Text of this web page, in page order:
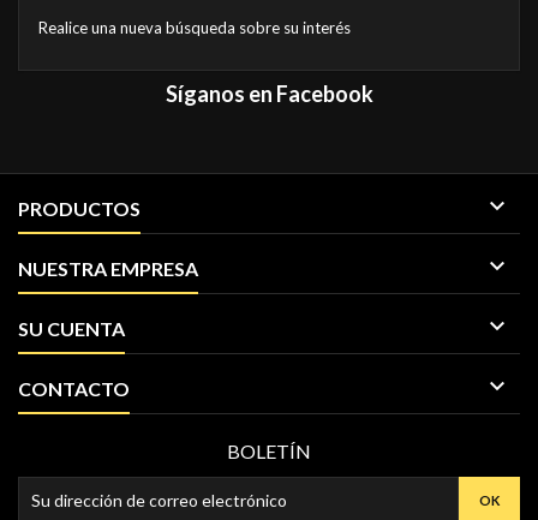
Realice una nueva búsqueda sobre su interés
Síganos en Facebook
PRODUCTOS 
NUESTRA EMPRESA 
SU CUENTA 
CONTACTO 
BOLETÍN